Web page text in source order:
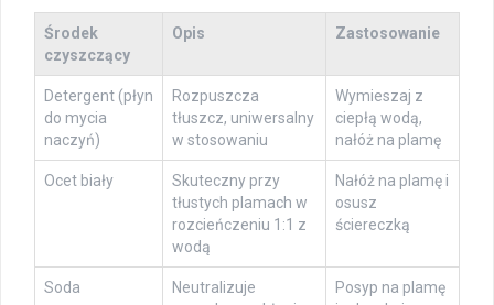
Środek
czyszczący
Opis Zastosowanie
Detergent (płyn
do mycia
naczyń)
Rozpuszcza
tłuszcz, uniwersalny
w stosowaniu
Wymieszaj z
ciepłą wodą,
nałóż na plamę
Ocet biały
Skuteczny przy
tłustych plamach w
rozcieńczeniu 1:1 z
wodą
Nałóż na plamę i
osusz
ściereczką
Soda
Neutralizuje
Posyp na plamę